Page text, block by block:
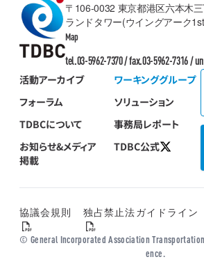
TDBC
〒106-0032 東京都港区六本木
ランドタワー(ウイングアーク
Map
tel.03-5962-7370 / fax.03-5962-7316 /
活動アーカイブ
ワーキンググループ
フォーラム
ソリューション
TDBCについて
事務局レポート
お知らせ&メディア
掲載
TDBC公式
協議会規則 独占禁止法ガイドライン
© General Incorporated Association
ence.